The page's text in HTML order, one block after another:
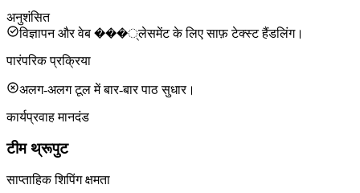
अनुशंसित
विज्ञापन और वेब ���्लेसमेंट के लिए साफ़ टेक्स्ट हैंडलिंग।
पारंपरिक प्रक्रिया
अलग-अलग टूल में बार-बार पाठ सुधार।
कार्यप्रवाह मानदंड
टीम थ्रूपुट
साप्ताहिक शिपिंग क्षमता